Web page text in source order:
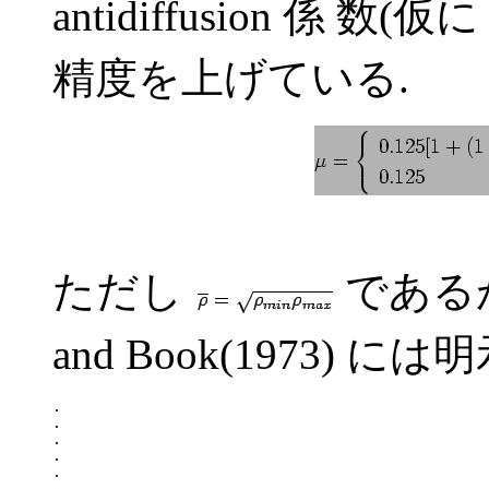
antidiffusion 係 数(仮に
精度を上げている.
ただし
であ
and Book(1973) には
.
.
.
.
.